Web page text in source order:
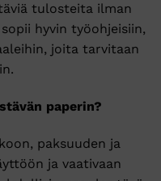
tulosteita ilman
hyvin työohjeisiin,
joita tarvitaan
paperin?
paksuuden ja
ja vaativaan